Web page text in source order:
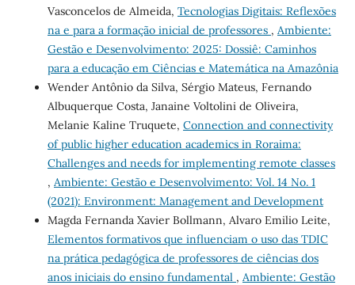
Vasconcelos de Almeida, Tecnologias Digitais: Reflexões
na e para a formação inicial de professores , Ambiente:
Gestão e Desenvolvimento: 2025: Dossiê: Caminhos
para a educação em Ciências e Matemática na Amazônia
Wender Antônio da Silva, Sérgio Mateus, Fernando
Albuquerque Costa, Janaine Voltolini de Oliveira,
Melanie Kaline Truquete, Connection and connectivity
of public higher education academics in Roraima:
Challenges and needs for implementing remote classes
, Ambiente: Gestão e Desenvolvimento: Vol. 14 No. 1
(2021): Environment: Management and Development
Magda Fernanda Xavier Bollmann, Alvaro Emilio Leite,
Elementos formativos que influenciam o uso das TDIC
na prática pedagógica de professores de ciências dos
anos iniciais do ensino fundamental , Ambiente: Gestão